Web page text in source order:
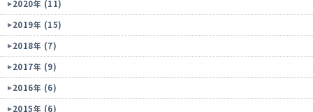
2020年 (11)
2019年 (15)
2018年 (7)
2017年 (9)
2016年 (6)
2015年 (6)